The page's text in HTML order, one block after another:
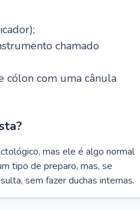
chamado
cólon com uma cânula
mas ele é algo normal
tipo de preparo, mas, se
sem fazer duchas internas.